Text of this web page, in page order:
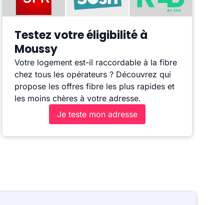
Testez votre éligibilité à
Moussy
Votre logement est-il raccordable à la fibre
chez tous les opérateurs ? Découvrez qui
propose les offres fibre les plus rapides et
les moins chères à votre adresse.
Je teste mon adresse